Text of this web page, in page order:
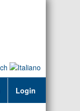
Login